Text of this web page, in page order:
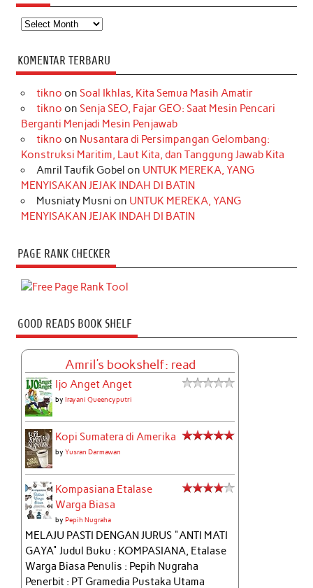
Arsip
KOMENTAR TERBARU
tikno on Soal Ikhlas, Kita Semua Masih Amatir
tikno on Senja SEO, Fajar GEO: Saat Mesin Pencari
Berganti Menjadi Mesin Penjawab
tikno on Nusantara di Persimpangan Gelombang:
Konstruksi Maritim, Laut Kita, dan Tanggung Jawab Kita
Amril Taufik Gobel on UNTUK MEREKA, YANG
MENYISAKAN JEJAK INDAH DI BATIN
Musniaty Musni on UNTUK MEREKA, YANG
MENYISAKAN JEJAK INDAH DI BATIN
PAGE RANK CHECKER
GOOD READS BOOK SHELF
Amril's bookshelf: read
Ijo Anget Anget
byIrayani Queencyputri
Kopi Sumatera di Amerika
byYusran Darmawan
Kompasiana Etalase
Warga Biasa
byPepih Nugraha
MELAJU PASTI DENGAN JURUS "ANTI MATI
GAYA" Judul Buku : KOMPASIANA, Etalase
Warga Biasa Penulis : Pepih Nugraha
Penerbit : PT Gramedia Pustaka Utama